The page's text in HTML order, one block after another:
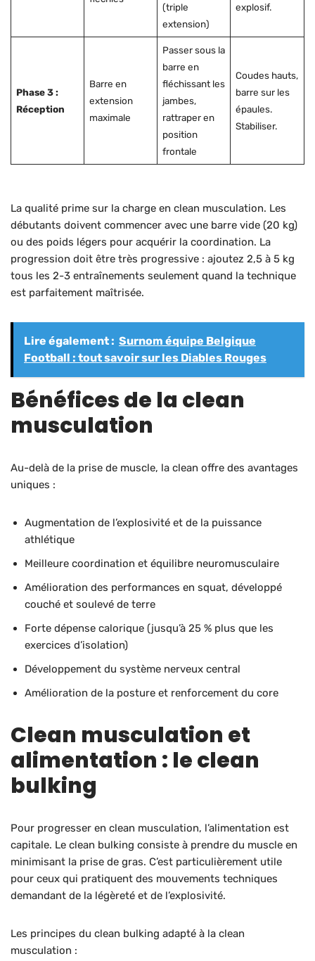
(triple
extension)
explosif.
Phase 3 :
Réception
Barre en
extension
maximale
Passer sous la
barre en
fléchissant les
jambes,
rattraper en
position
frontale
Coudes hauts,
barre sur les
épaules.
Stabiliser.
La qualité prime sur la charge en clean musculation. Les
débutants doivent commencer avec une barre vide (20 kg)
ou des poids légers pour acquérir la coordination. La
progression doit être très progressive : ajoutez 2,5 à 5 kg
tous les 2-3 entraînements seulement quand la technique
est parfaitement maîtrisée.
Lire également : Surnom équipe Belgique
Football : tout savoir sur les Diables Rouges
Bénéfices de la clean
musculation
Au-delà de la prise de muscle, la clean offre des avantages
uniques :
Augmentation de l’explosivité et de la puissance
athlétique
Meilleure coordination et équilibre neuromusculaire
Amélioration des performances en squat, développé
couché et soulevé de terre
Forte dépense calorique (jusqu’à 25 % plus que les
exercices d’isolation)
Développement du système nerveux central
Amélioration de la posture et renforcement du core
Clean musculation et
alimentation : le clean
bulking
Pour progresser en clean musculation, l’alimentation est
capitale. Le clean bulking consiste à prendre du muscle en
minimisant la prise de gras. C’est particulièrement utile
pour ceux qui pratiquent des mouvements techniques
demandant de la légèreté et de l’explosivité.
Les principes du clean bulking adapté à la clean
musculation :